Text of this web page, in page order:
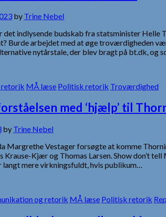
by Trine Nebel
indlysende budskab fra statsminister
Burde arbejdet med at øge troværdigheden
nytårstale, der blev bragt på bt.dk, og
retorik MÅ læse Politisk retorik Troværdighed
med ‘hjælp’ til
by Trine Nebel
Margrethe Vestager forsøgte at komme
Kjær og Thomas Larsen. Show don’t
langt mere virkningsfuldt, hvis publikum…
og retorik MÅ læse Politisk retorik